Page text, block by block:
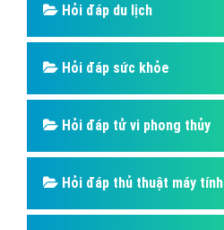
Hỏi đáp du lịch
Hỏi đáp sức khỏe
Hỏi đáp tử vi phong thủy
Hỏi đáp thủ thuật máy tính